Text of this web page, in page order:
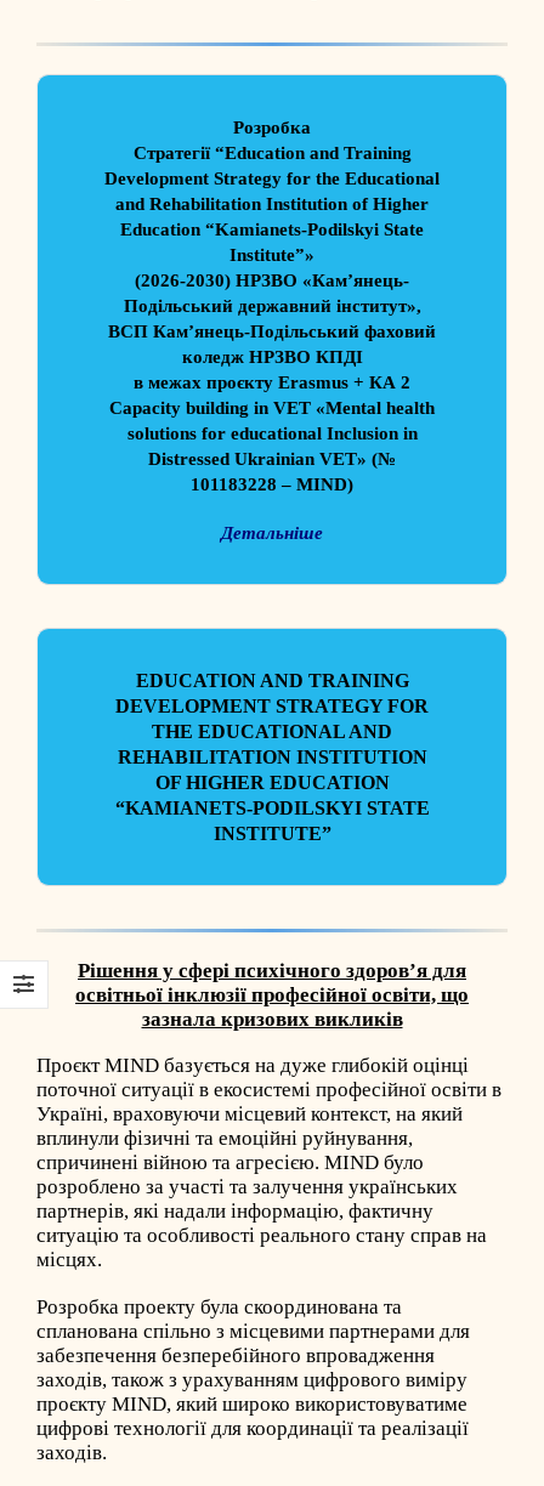
Розробка
Стратегії “Education and Training
Development Strategy for the Educational
and Rehabilitation Institution of Higher
Education “Kamianets-Podilskyi State
Institute”»
(2026-2030) НРЗВО «Кам’янець-
Подільський державний інститут»,
ВСП Кам’янець-Подільський фаховий
коледж НРЗВО КПДІ
в межах проєкту Erasmus + КА 2
Capacity building in VET «Mental health
solutions for educational Inclusion in
Distressed Ukrainian VET» (№
101183228 – MIND)
Детальніше
EDUCATION AND TRAINING
DEVELOPMENT STRATEGY FOR
THE EDUCATIONAL AND
REHABILITATION INSTITUTION
OF HIGHER EDUCATION
“KAMIANETS-PODILSKYI STATE
INSTITUTE”
Рішення у сфері психічного здоров’я для
освітньої інклюзії професійної освіти, що
зазнала кризових викликів
Проєкт MIND базується на дуже глибокій оцінці
поточної ситуації в екосистемі професійної освіти в
Україні, враховуючи місцевий контекст, на який
вплинули фізичні та емоційні руйнування,
спричинені війною та агресією. MIND було
розроблено за участі та залучення українських
партнерів, які надали інформацію, фактичну
ситуацію та особливості реального стану справ на
місцях.
Розробка проекту була скоординована та
спланована спільно з місцевими партнерами для
забезпечення безперебійного впровадження
заходів, також з урахуванням цифрового виміру
проєкту MIND, який широко використовуватиме
цифрові технології для координації та реалізації
заходів.